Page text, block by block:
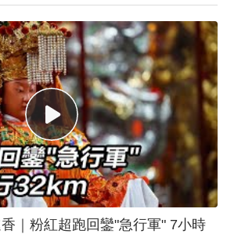
｜粉紅超跑回鑾"急行軍" 7小時